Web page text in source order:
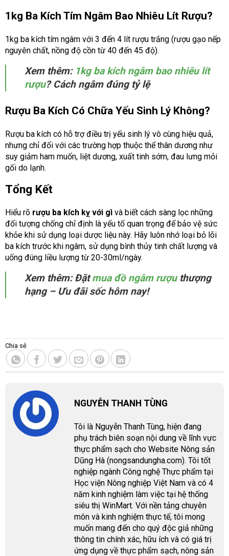
1kg Ba Kích Tím Ngâm Bao Nhiêu Lít Rượu?
1kg ba kích tím ngâm với 3 đến 4 lít rượu trắng (rượu gạo nếp
nguyên chất, nồng độ cồn từ 40 đến 45 độ).
Xem thêm: 1kg ba kích ngâm bao nhiêu lít
rượu? Cách ngâm đúng tỷ lệ
Rượu Ba Kích Có Chữa Yếu Sinh Lý Không?
Rượu ba kích có hỗ trợ điều trị yếu sinh lý vô cùng hiệu quả,
nhưng chỉ đối với các trường hợp thuộc thể thân dương như
suy giảm ham muốn, liệt dương, xuất tinh sớm, đau lưng mỏi
gối do lạnh.
Tổng Kết
Hiểu rõ rượu ba kích kỵ với gì và biết cách sàng lọc những
đối tượng chống chỉ định là yếu tố quan trọng để bảo vệ sức
khỏe khi sử dụng loại dược liệu này. Hãy luôn nhớ loại bỏ lõi
ba kích trước khi ngâm, sử dụng bình thủy tinh chất lượng và
uống đúng liều lượng từ 20-30ml/ngày.
Xem thêm: Đặtmua đồ ngâm rượuthượng
hạng – Ưu đãi sốc hôm nay!
Chia sẻ
NGUYỄN THANH TÙNG
Tôi là Nguyễn Thanh Tùng, hiện đang
phụ trách biên soạn nội dung về lĩnh vực
thực phẩm sạch cho Website Nông sản
Dũng Hà (nongsandungha.com). Tôi tốt
nghiệp ngành Công nghệ Thực phẩm tại
Học viện Nông nghiệp Việt Nam và có 4
năm kinh nghiệm làm việc tại hệ thống
siêu thị WinMart. Với nền tảng chuyên
môn và kinh nghiệm thực tế, tôi mong
muốn mang đến cho quý độc giả những
thông tin chính xác, hữu ích và có giá trị
ứng dụng về thực phẩm sạch, nông sản